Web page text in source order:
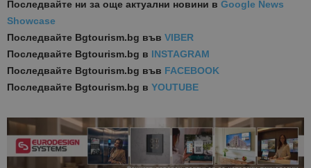
Последвайте ни за още актуални новини в Google News
Showcase
Последвайте Bgtourism.bg във VIBER
Последвайте Bgtourism.bg в INSTAGRAM
Последвайте Bgtourism.bg във FACEBOOK
Последвайте Bgtourism.bg в YOUTUBE